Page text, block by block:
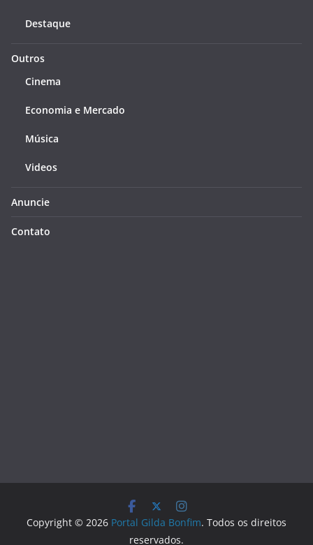
Destaque
Outros
Cinema
Economia e Mercado
Música
Videos
Anuncie
Contato
Copyright © 2026 Portal Gilda Bonfim. Todos os direitos
reservados.